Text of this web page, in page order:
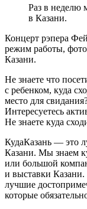
Раз в неделю
в Казани.
Концерт рэпера
режим работы,
Казани.
Не знаете что
с ребенком, куда
место для
Интересуетесь
Не знаете куда
КудаКазань — это
Казани. Мы знаем
или большой
и выставки
лучшие
которые